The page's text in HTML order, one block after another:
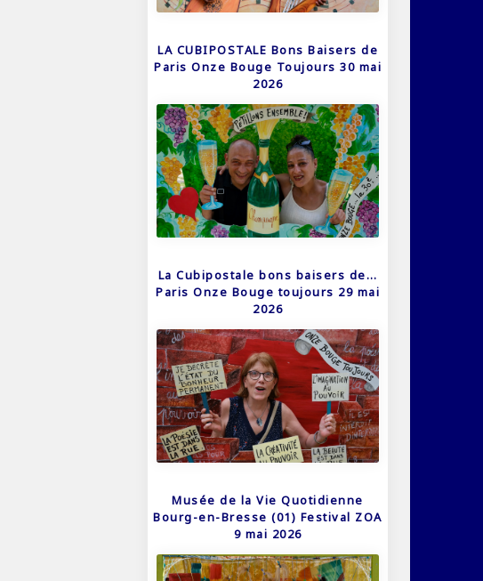
LA CUBIPOSTALE Bons Baisers de
Paris Onze Bouge Toujours 30 mai
2026
La Cubipostale bons baisers de…
Paris Onze Bouge toujours 29 mai
2026
Musée de la Vie Quotidienne
Bourg-en-Bresse (01) Festival ZOA
9 mai 2026